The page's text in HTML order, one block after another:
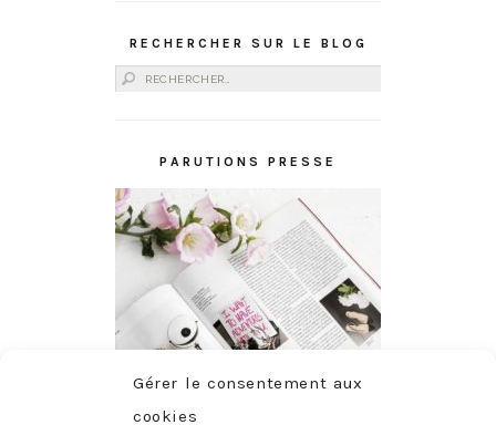
Gérer le consentement aux
cookies
RECHERCHER SUR LE BLOG
Rechercher :
PARUTIONS PRESSE